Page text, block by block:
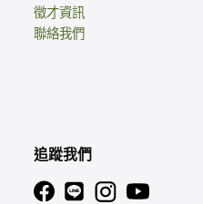
徵才資訊
聯絡我們
追蹤我們